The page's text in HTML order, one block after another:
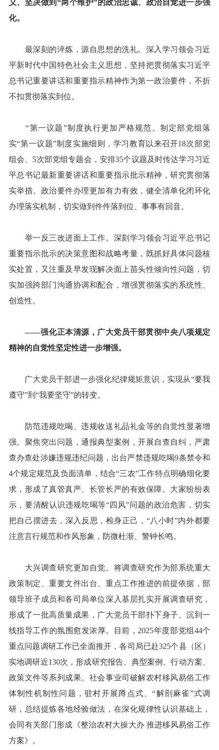
义、坚决做到“两个维护”的政治忠诚、政治自觉进一步强
化。
最深刻的淬炼，源自思想的洗礼。深入学习领会习近
平新时代中国特色社会主义思想，坚持把贯彻落实习近平
总书记重要讲话和重要指示精神作为第一政治要件，不折
不扣贯彻落实到位。
“第一议题”制度执行更加严格规范。制定部党组落
实“第一议题”制度实施细则，学习教育以来召开18次部党
组会、5次部党组专题会，安排35个议题及时传达学习习近
平总书记最新重要讲话和重要指示批示精神，研究贯彻落
实举措。政治要件办理更加有力有效，健全清单化闭环化
办理落实机制，切实做到件件落到位、事事有回音。
举一反三改进面上工作。深刻学习领会习近平总书记
重要指示批示的决策意图和战略考量，既抓好具体问题核
实处置，又注重及早发现解决面上苗头性倾向性问题，切
实加强跨部门沟通协调和配合，增强贯彻落实的系统性、
创造性。
——强化正本清源，广大党员干部贯彻中央八项规定
精神的自觉性坚定性进一步增强。
广大党员干部进一步强化纪律规矩意识，实现从“要我
遵守”到“我要坚守”的转变。
防范违规吃喝、违规收送礼品礼金等的自觉性显著增
强。聚焦突出问题，通报典型案例，开展自查自纠，严肃
查办查处涉嫌违规违纪问题，出台严禁违规吃喝9条禁令和
4个规定规范及负面清单，结合“三农”工作特点明确细化要
求，形成了真管真严、长管长严的有效保障。大家纷纷表
示，要清醒认识违规吃喝等“四风”问题的政治危害，切实
把自己摆进去，深入反思，检身正己，“八小时”内外都要
注意言行规范和作风形象，防微杜渐、警钟长鸣。
大兴调查研究更加自觉。将调查研究作为部系统重大
政策制定、重要文件出台、重点工作推进的前提依据，部
领导班子成员和各司局单位深入基层扎实开展调查研究，
形成了一批高质量成果，广大党员干部扑下身子、沉到一
线指导工作的氛围愈发浓厚。目前，2025年度部党组44个
重点问题调研工作已全面推开，各司局已赴325个县（区）
实地调研近130次，形成研究报告、典型案例、行动方案、
政策文件等系列成果。社会事业司破解农村移风易俗工作
体制性机制性问题，驻村开展蹲点式、“解剖麻雀”式调
研，总结提炼各地经验做法，在深化规律性认识基础上，
会同有关部门形成《整治农村大操大办 推进移风易俗工作
方案》。